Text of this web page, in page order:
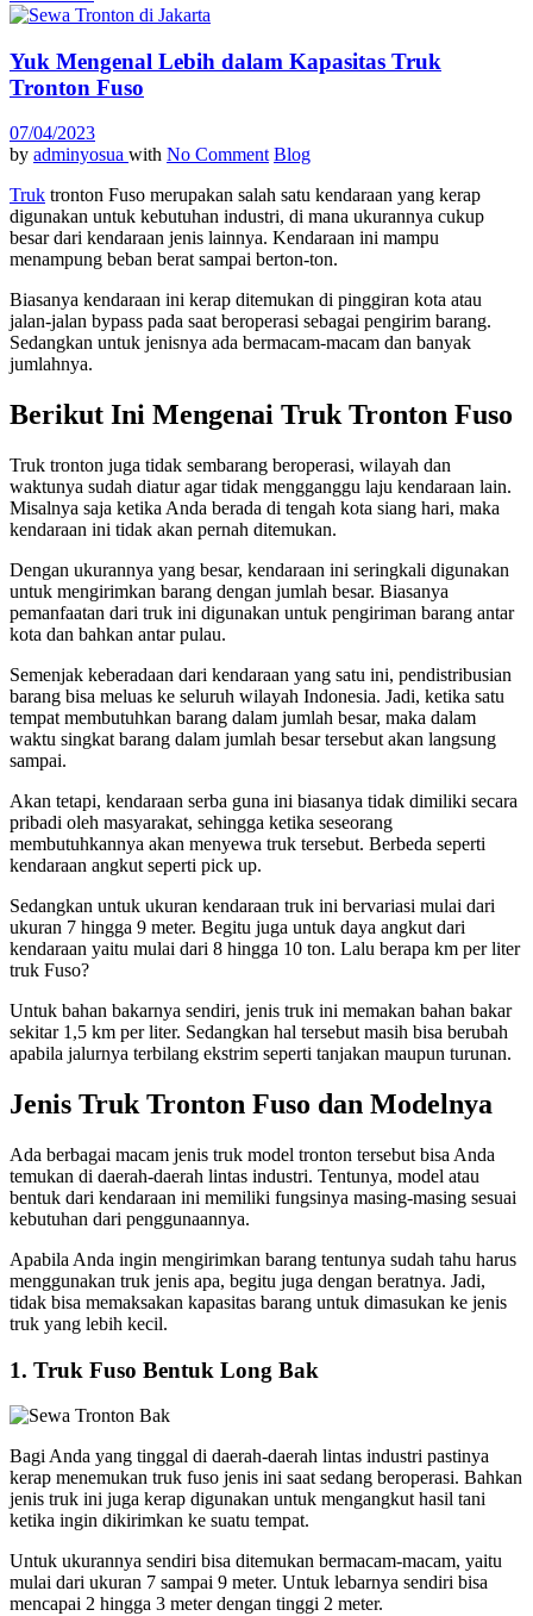
Yuk Mengenal Lebih dalam Kapasitas Truk
Tronton Fuso
07/04/2023
by adminyosua with No Comment Blog
Truk tronton Fuso merupakan salah satu kendaraan yang kerap
digunakan untuk kebutuhan industri, di mana ukurannya cukup
besar dari kendaraan jenis lainnya. Kendaraan ini mampu
menampung beban berat sampai berton-ton.
Biasanya kendaraan ini kerap ditemukan di pinggiran kota atau
jalan-jalan bypass pada saat beroperasi sebagai pengirim barang.
Sedangkan untuk jenisnya ada bermacam-macam dan banyak
jumlahnya.
Berikut Ini Mengenai Truk Tronton Fuso
Truk tronton juga tidak sembarang beroperasi, wilayah dan
waktunya sudah diatur agar tidak mengganggu laju kendaraan lain.
Misalnya saja ketika Anda berada di tengah kota siang hari, maka
kendaraan ini tidak akan pernah ditemukan.
Dengan ukurannya yang besar, kendaraan ini seringkali digunakan
untuk mengirimkan barang dengan jumlah besar. Biasanya
pemanfaatan dari truk ini digunakan untuk pengiriman barang antar
kota dan bahkan antar pulau.
Semenjak keberadaan dari kendaraan yang satu ini, pendistribusian
barang bisa meluas ke seluruh wilayah Indonesia. Jadi, ketika satu
tempat membutuhkan barang dalam jumlah besar, maka dalam
waktu singkat barang dalam jumlah besar tersebut akan langsung
sampai.
Akan tetapi, kendaraan serba guna ini biasanya tidak dimiliki secara
pribadi oleh masyarakat, sehingga ketika seseorang
membutuhkannya akan menyewa truk tersebut. Berbeda seperti
kendaraan angkut seperti pick up.
Sedangkan untuk ukuran kendaraan truk ini bervariasi mulai dari
ukuran 7 hingga 9 meter. Begitu juga untuk daya angkut dari
kendaraan yaitu mulai dari 8 hingga 10 ton. Lalu berapa km per liter
truk Fuso?
Untuk bahan bakarnya sendiri, jenis truk ini memakan bahan bakar
sekitar 1,5 km per liter. Sedangkan hal tersebut masih bisa berubah
apabila jalurnya terbilang ekstrim seperti tanjakan maupun turunan.
Jenis Truk Tronton Fuso dan Modelnya
Ada berbagai macam jenis truk model tronton tersebut bisa Anda
temukan di daerah-daerah lintas industri. Tentunya, model atau
bentuk dari kendaraan ini memiliki fungsinya masing-masing sesuai
kebutuhan dari penggunaannya.
Apabila Anda ingin mengirimkan barang tentunya sudah tahu harus
menggunakan truk jenis apa, begitu juga dengan beratnya. Jadi,
tidak bisa memaksakan kapasitas barang untuk dimasukan ke jenis
truk yang lebih kecil.
1. Truk Fuso Bentuk Long Bak
Bagi Anda yang tinggal di daerah-daerah lintas industri pastinya
kerap menemukan truk fuso jenis ini saat sedang beroperasi. Bahkan
jenis truk ini juga kerap digunakan untuk mengangkut hasil tani
ketika ingin dikirimkan ke suatu tempat.
Untuk ukurannya sendiri bisa ditemukan bermacam-macam, yaitu
mulai dari ukuran 7 sampai 9 meter. Untuk lebarnya sendiri bisa
mencapai 2 hingga 3 meter dengan tinggi 2 meter.